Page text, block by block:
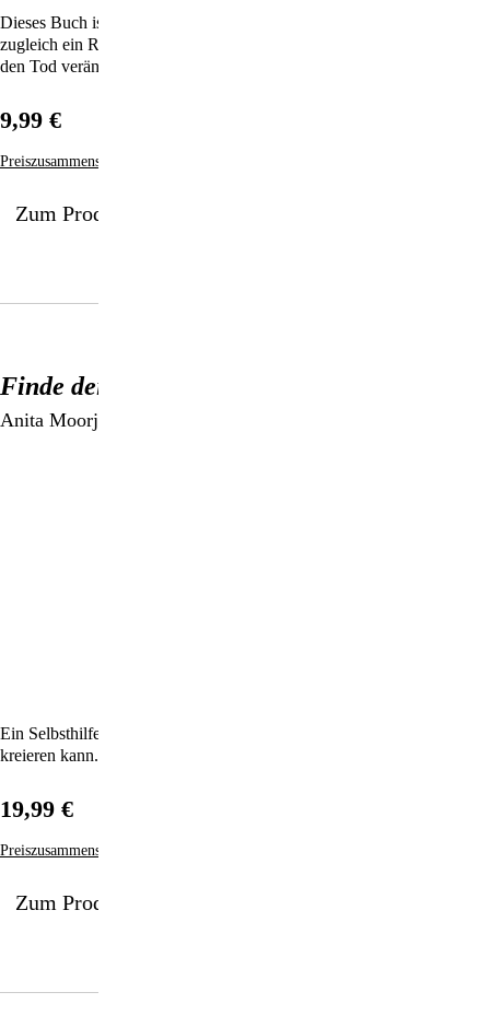
Dieses Buch ist ein zutiefst bewegender Erfahrungsbericht und
zugleich ein Ratgeber, der unser aller Anschauung über das Leben und
den Tod verändern kann.
Zum Produkt
9,99 €
Preiszusammensetzung
Finde deinen Himmel auf Erden
Anita Moorjani
Ein Selbsthilfeprogramm, mit dem sich jeder den Himmel auf Erden
kreieren kann. Gerade jetzt in diesem Moment!
Zum Produkt
19,99 €
Preiszusammensetzung